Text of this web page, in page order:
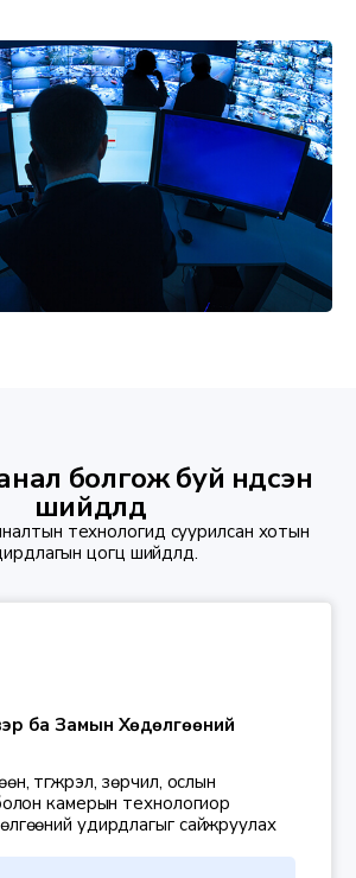
болгож буй үндсэн
шийдлүүд
технологид суурилсан хотын
цогц шийдлүүд.
ба Замын Хөдөлгөөний
түгжрэл, зөрчил, ослын
камерын технологиор
удирдлагыг сайжруулах